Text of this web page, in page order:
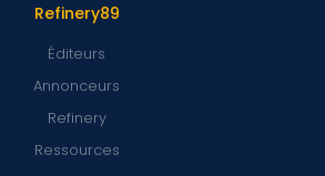
Refinery89
Éditeurs
Annonceurs
Refinery
Ressources